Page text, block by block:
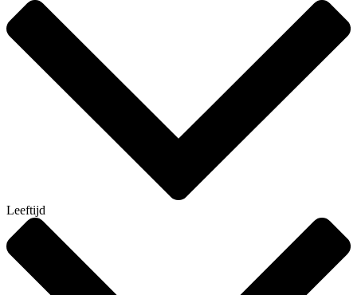
Leeftijd